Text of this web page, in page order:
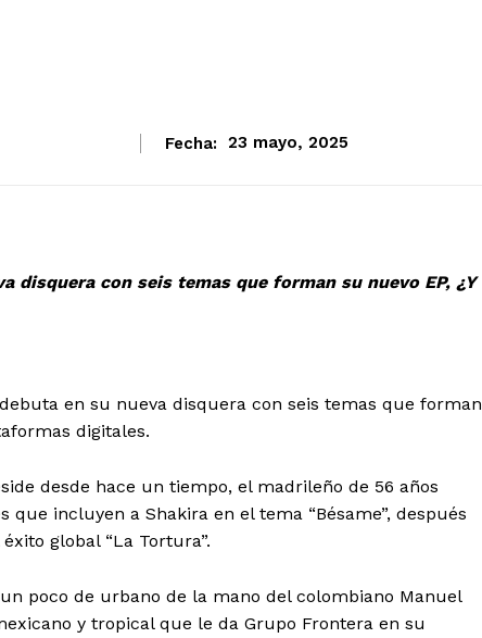
Fecha: 23 mayo, 2025
disquera con seis temas que forman su nuevo EP, ¿Y
en su nueva disquera con seis temas que forman
digitales.
desde hace un tiempo, el madrileño de 56 años
incluyen a Shakira en el tema “Bésame”, después
global “La Tortura”.
poco de urbano de la mano del colombiano Manuel
y tropical que le da Grupo Frontera en su